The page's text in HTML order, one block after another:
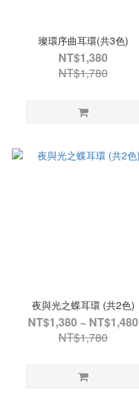
璨環序曲耳環(共3色)
NT$1,380
NT$1,780
夜與光之蝶耳環 (共2色)
NT$1,380 ~ NT$1,480
NT$1,780